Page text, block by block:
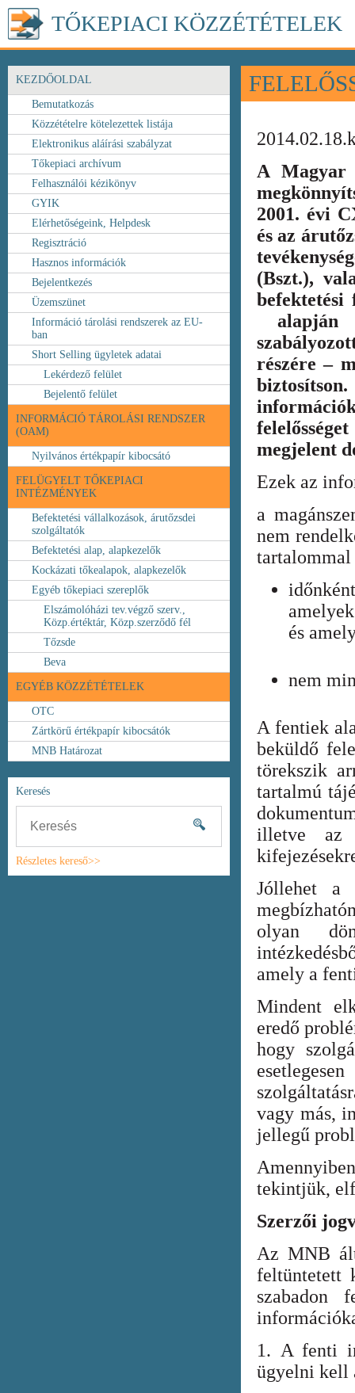
TŐKEPIACI KÖZZÉTÉTELEK
KEZDŐOLDAL
Bemutatkozás
Közzétételre kötelezettek listája
Elektronikus aláírási szabályzat
Tőkepiaci archívum
Felhasználói kézikönyv
GYIK
Elérhetőségeink, Helpdesk
Regisztráció
Hasznos információk
Bejelentkezés
Üzemszünet
Információ tárolási rendszerek az EU-
ban
Short Selling ügyletek adatai
Lekérdező felület
Bejelentő felület
INFORMÁCIÓ TÁROLÁSI RENDSZER
(OAM)
Nyilvános értékpapír kibocsátó
FELÜGYELT TŐKEPIACI
INTÉZMÉNYEK
Befektetési vállalkozások, árutőzsdei
szolgáltatók
Befektetési alap, alapkezelők
Kockázati tőkealapok, alapkezelők
Egyéb tőkepiaci szereplők
Elszámolóházi tev.végző szerv.,
Közp.értéktár, Közp.szerződő fél
Tőzsde
Beva
EGYÉB KÖZZÉTÉTELEK
OTC
Zártkörű értékpapír kibocsátók
MNB Határozat
Keresés
Részletes kereső>>
A Magyar
2001. évi
és az
(Bszt.),
alapján
részére –
megjelent
Ezek az
a
nem
és
nem
A fentiek
beküldő
törekszik
tartalmú
illetve az
Jóllehet a
olyan
amely a
Mindent
eredő
hogy
vagy más,
jellegű
tekintjük,
Szerzői
Az MNB
feltüntetett
szabadon
1. A fenti
ügyelni kell